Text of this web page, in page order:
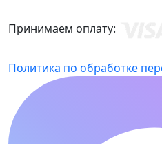
Принимаем оплату:
Политика по обработке